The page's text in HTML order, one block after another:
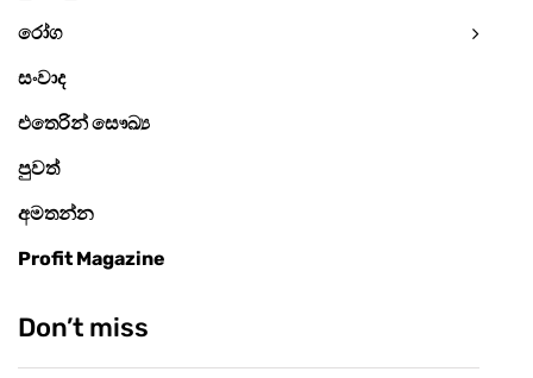
රෝග
සංවාද
එතෙරින් සෞඛ්‍ය
පුවත්
අමතන්න
Profit Magazine
Don’t miss